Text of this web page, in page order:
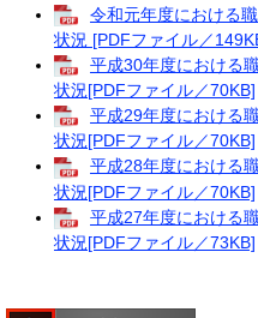
令和元年度における
状況 [PDFファイル／
平成30年度における
状況[PDFファイル／70KB]
平成29年度における
状況[PDFファイル／70KB]
平成28年度における
状況[PDFファイル／70KB]
平成27年度における
状況[PDFファイル／73KB]